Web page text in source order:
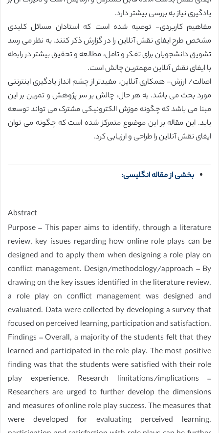
یادگیری نیاز به بررسی بیشتر دارد.
مفاهیم کاربردی- توصیه شده است که استادان مسائل کلیدی
مشخص طرح ایفای نقش آنلاین را در گزارش ذکر کنند. به نظر می رسد
تشویق دانشجویان برای تفکر و تامل، مطالعه و تحقیق بیشتر در رابطه
با ایفای نقش آنلاین مهمترین چالش است.
اصالت/ ارزش- همکاری آنلاین، مفیدتر از چشم انداز یادگیری اینترنتی
مورد بحث می باشد. به هر حال، چالش بر سر پژوهش و تمرین بر این
مبنا می باشد که چگونه موزش الکترونیکی مشترک می تواند توسعه
یابد. این مقاله بر این موضوع متمرکز شده است که چگونه می توان
ایفای نقش آنلاین را طراحی و ارزیابی کرد.
بخشی از مقاله انگلیسی:
Abstract
Purpose – This paper aims to identify, through a literature
review, key issues regarding how online role plays can be
designed and to apply them when designing a role play on
conflict management. Design/methodology/approach – By
drawing on the key issues identified in the literature review,
a role play on conflict management was designed and
evaluated. Data were collected by developing a survey that
focused on perceived learning, participation and satisfaction.
Findings – Overall, a majority of the students felt that they
learned and participated in the role play. The most positive
finding was that the students were satisfied with their role
play experience. Research limitations/implications –
Researchers are urged to further develop the dimensions
and measures of online role play success. The measures that
were developed for evaluating perceived learning,